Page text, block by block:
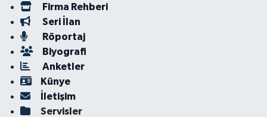
Firma Rehberi
Seri İlan
Röportaj
Biyografi
Anketler
Künye
İletişim
Servisler